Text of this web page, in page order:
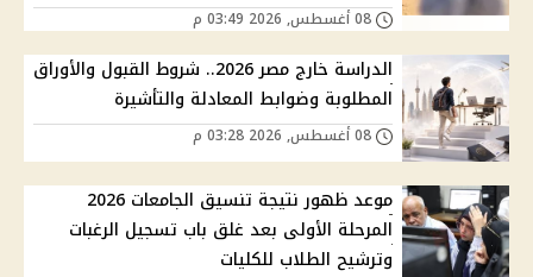
الدراسة خارج مصر 2026.. شروط القبول والأوراق
المطلوبة وضوابط المعادلة والتأشيرة
موعد ظهور نتيجة تنسيق الجامعات 2026
المرحلة الأولى بعد غلق باب تسجيل الرغبات
وترشيح الطلاب للكليات